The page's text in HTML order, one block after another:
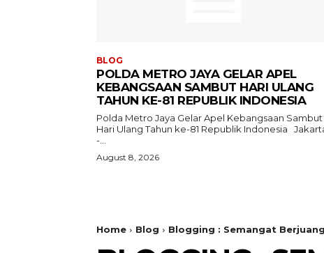
BLOG
POLDA METRO JAYA GELAR APEL
KEBANGSAAN SAMBUT HARI ULANG
TAHUN KE-81 REPUBLIK INDONESIA
Polda Metro Jaya Gelar Apel Kebangsaan Sambut
Hari Ulang Tahun ke-81 Republik Indonesia Jakarta
-...
August 8, 2026